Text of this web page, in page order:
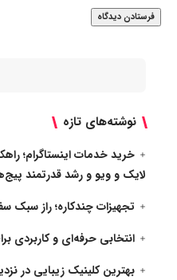
نوشته‌های تازه
خرید خدمات اینستاگرام؛
لایک و ویو و رشد قدرتمند
تجهیزات چندکاره؛ راز سبک
انتخابی حرفه‌ای و
بهترین کلینیک زیبایی در